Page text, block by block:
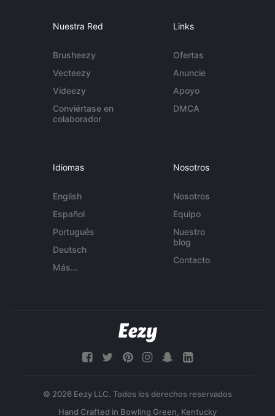
Nuestra Red
Brusheezy
Vecteezy
Videezy
Conviértase en
colaborador
Links
Ofertas
Anuncie
Apoyo
DMCA
Idiomas
English
Español
Português
Deutsch
Más...
Nosotros
Nosotros
Equipo
Nuestro
blog
Contacto
© 2026 Eezy LLC. Todos los derechos reservados